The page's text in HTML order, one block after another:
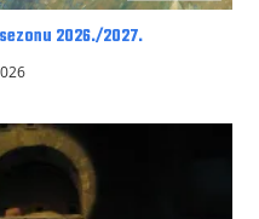
2026./2027.